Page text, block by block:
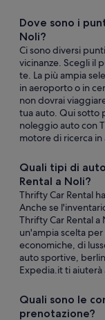
Dove sono i
Noli?
Ci sono diversi
vicinanze. Scegli il
te. La più ampia
in aeroporto o in
non dovrai
tua auto. Qui sotto
noleggio auto con
motore di ricerca in
Quali tipi di
Rental a Noli?
Thrifty Car Rental
Anche se
Thrifty Car Rental
un'ampia scelta
economiche, di
auto sportive,
Expedia.it ti aiuterà
Quali sono le
prenotazione?